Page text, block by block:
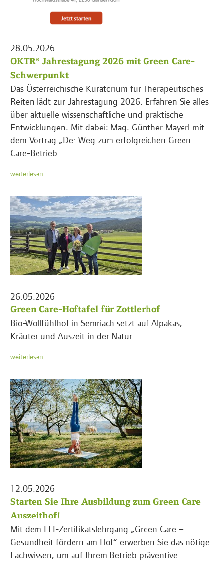
28.05.2026
OKTR® Jahrestagung 2026 mit Green Care-
Schwerpunkt
Das Österreichische Kuratorium für Therapeutisches
Reiten lädt zur Jahrestagung 2026. Erfahren Sie alles
über aktuelle wissenschaftliche und praktische
Entwicklungen. Mit dabei: Mag. Günther Mayerl mit
dem Vortrag „Der Weg zum erfolgreichen Green
Care-Betrieb
weiterlesen
26.05.2026
Green Care-Hoftafel für Zottlerhof
Bio-Wollfühlhof in Semriach setzt auf Alpakas,
Kräuter und Auszeit in der Natur
weiterlesen
12.05.2026
Starten Sie Ihre Ausbildung zum Green Care
Auszeithof!
Mit dem LFI-Zertifikatslehrgang „Green Care –
Gesundheit fördern am Hof“ erwerben Sie das nötige
Fachwissen, um auf Ihrem Betrieb präventive